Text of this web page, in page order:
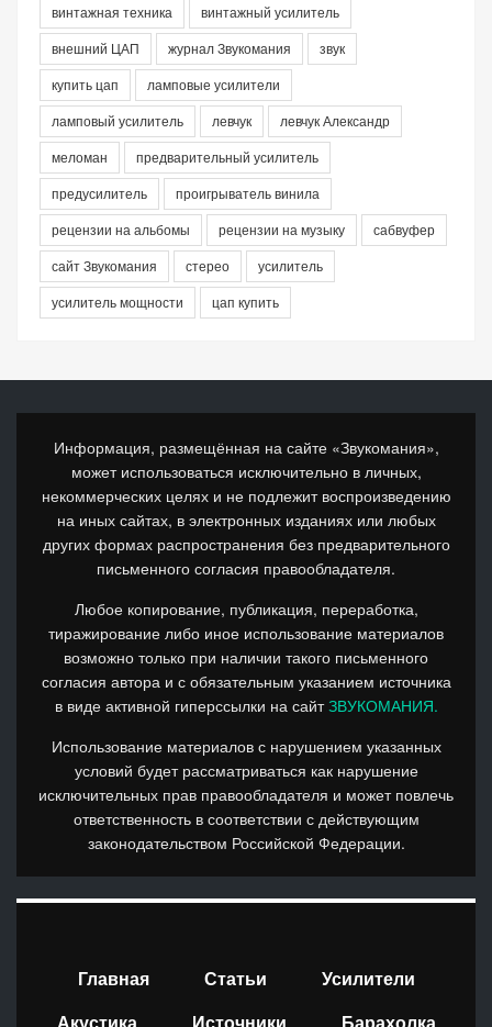
винтажная техника
винтажный усилитель
внешний ЦАП
журнал Звукомания
звук
купить цап
ламповые усилители
ламповый усилитель
левчук
левчук Александр
меломан
предварительный усилитель
предусилитель
проигрыватель винила
рецензии на альбомы
рецензии на музыку
сабвуфер
сайт Звукомания
стерео
усилитель
усилитель мощности
цап купить
Информация, размещённая на сайте «Звукомания»,
может использоваться исключительно в личных,
некоммерческих целях и не подлежит воспроизведению
на иных сайтах, в электронных изданиях или любых
других формах распространения без предварительного
письменного согласия правообладателя.
Любое копирование, публикация, переработка,
тиражирование либо иное использование материалов
возможно только при наличии такого письменного
согласия автора и с обязательным указанием источника
в виде активной гиперссылки на сайтЗВУКОМАНИЯ.
Использование материалов с нарушением указанных
условий будет рассматриваться как нарушение
исключительных прав правообладателя и может повлечь
ответственность в соответствии с действующим
законодательством Российской Федерации.
Главная Статьи
Усилители
Акустика
Источники Барахолка